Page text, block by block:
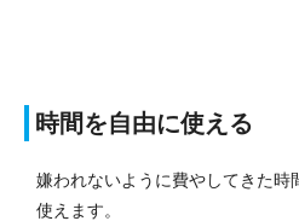
時間を自由に使える
嫌われないように費やしてきた時
使えます。